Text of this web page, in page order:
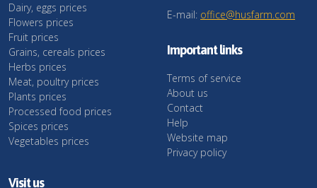
Dairy, eggs prices
Flowers prices
Fruit prices
Grains, cereals prices
Herbs prices
Meat, poultry prices
Plants prices
Processed food prices
Spices prices
Vegetables prices
E-mail: office@husfarm.com
Important links
Terms of service
About us
Contact
Help
Website map
Privacy policy
Visit us